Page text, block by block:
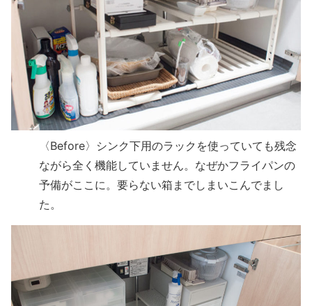
〈Before〉シンク下用のラックを使っていても残念
ながら全く機能していません。なぜかフライパンの
予備がここに。要らない箱までしまいこんでまし
た。